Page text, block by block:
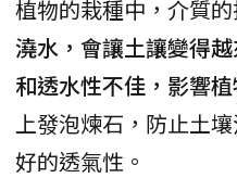
植物的栽種中，介質
澆水，會讓土讓變得
和透水性不佳，影響植
上發泡煉石，防止土
好的透氣性。